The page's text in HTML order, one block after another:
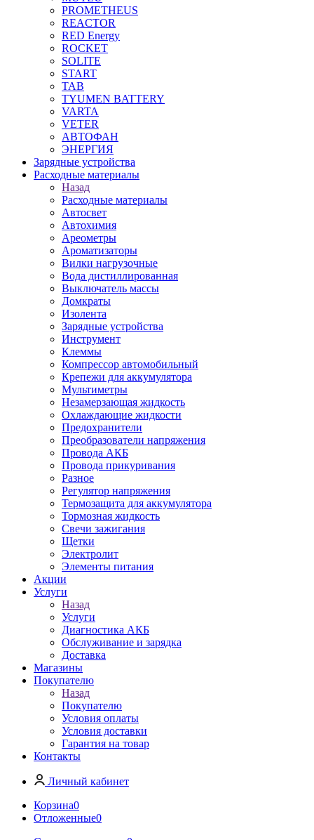
PROMETHEUS
REACTOR
RED Energy
ROCKET
SOLITE
START
TAB
TYUMEN BATTERY
VARTA
VETER
АВТОФАН
ЭНЕРГИЯ
Зарядные устройства
Расходные материалы
Назад
Расходные материалы
Автосвет
Автохимия
Ареометры
Ароматизаторы
Вилки нагрузочные
Вода дистиллированная
Выключатель массы
Домкраты
Изолента
Зарядные устройства
Инструмент
Клеммы
Компрессор автомобильный
Крепежи для аккумулятора
Мультиметры
Незамерзающая жидкость
Охлаждающие жидкости
Предохранители
Преобразователи напряжения
Провода АКБ
Провода прикуривания
Разное
Регулятор напряжения
Термозащита для аккумулятора
Тормозная жидкость
Свечи зажигания
Щетки
Электролит
Элементы питания
Акции
Услуги
Назад
Услуги
Диагностика АКБ
Обслуживание и зарядка
Доставка
Магазины
Покупателю
Назад
Покупателю
Условия оплаты
Условия доставки
Гарантия на товар
Контакты
Личный кабинет
Корзина0
Отложенные0